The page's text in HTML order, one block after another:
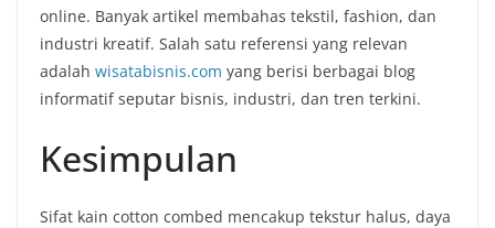
online. Banyak artikel membahas tekstil, fashion, dan
industri kreatif. Salah satu referensi yang relevan
adalah wisatabisnis.com yang berisi berbagai blog
informatif seputar bisnis, industri, dan tren terkini.
Kesimpulan
Sifat kain cotton combed mencakup tekstur halus, daya